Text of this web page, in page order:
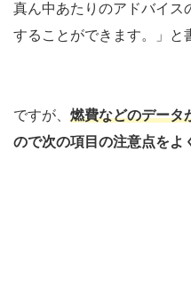
真ん中あたりのアドバイス
することができます。」と
ですが、 燃費などのデータ
ので次の項目の注意点をよ